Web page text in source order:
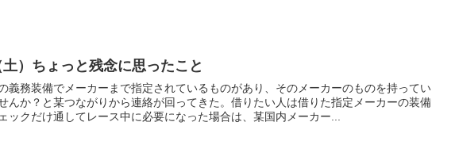
）ちょっと残念に思ったこと
義務装備でメーカーまで指定されているものがあり、そのメーカーのものを持ってい
んか？と某つながりから連絡が回ってきた。借りたい人は借りた指定メーカーの装備
ックだけ通してレース中に必要になった場合は、某国内メーカー...